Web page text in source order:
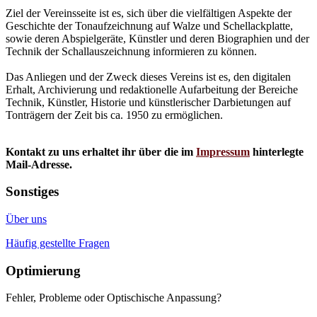
Ziel der Vereinsseite ist es, sich über die vielfältigen Aspekte der
Geschichte der Tonaufzeichnung auf Walze und Schellackplatte,
sowie deren Abspielgeräte, Künstler und deren Biographien und der
Technik der Schallauszeichnung informieren zu können.
Das Anliegen und der Zweck dieses Vereins ist es, den digitalen
Erhalt, Archivierung und redaktionelle Aufarbeitung der Bereiche
Technik, Künstler, Historie und künstlerischer Darbietungen auf
Tonträgern der Zeit bis ca. 1950 zu ermöglichen.
Kontakt zu uns erhaltet ihr über die im Impressum hinterlegte
Mail-Adresse.
Sonstiges
Über uns
Häufig gestellte Fragen
Optimierung
Fehler, Probleme oder Optischische Anpassung?